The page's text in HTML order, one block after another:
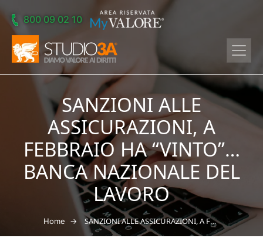
800 09 02 10
SANZIONI ALLE
ASSICURAZIONI, A
FEBBRAIO HA “VINTO”…
BANCA NAZIONALE DEL
LAVORO
Home → SANZIONI ALLE ASSICURAZIONI, A FEBBRAIO HA “VINTO”… BANCA NAZIONALE DEL LAVORO